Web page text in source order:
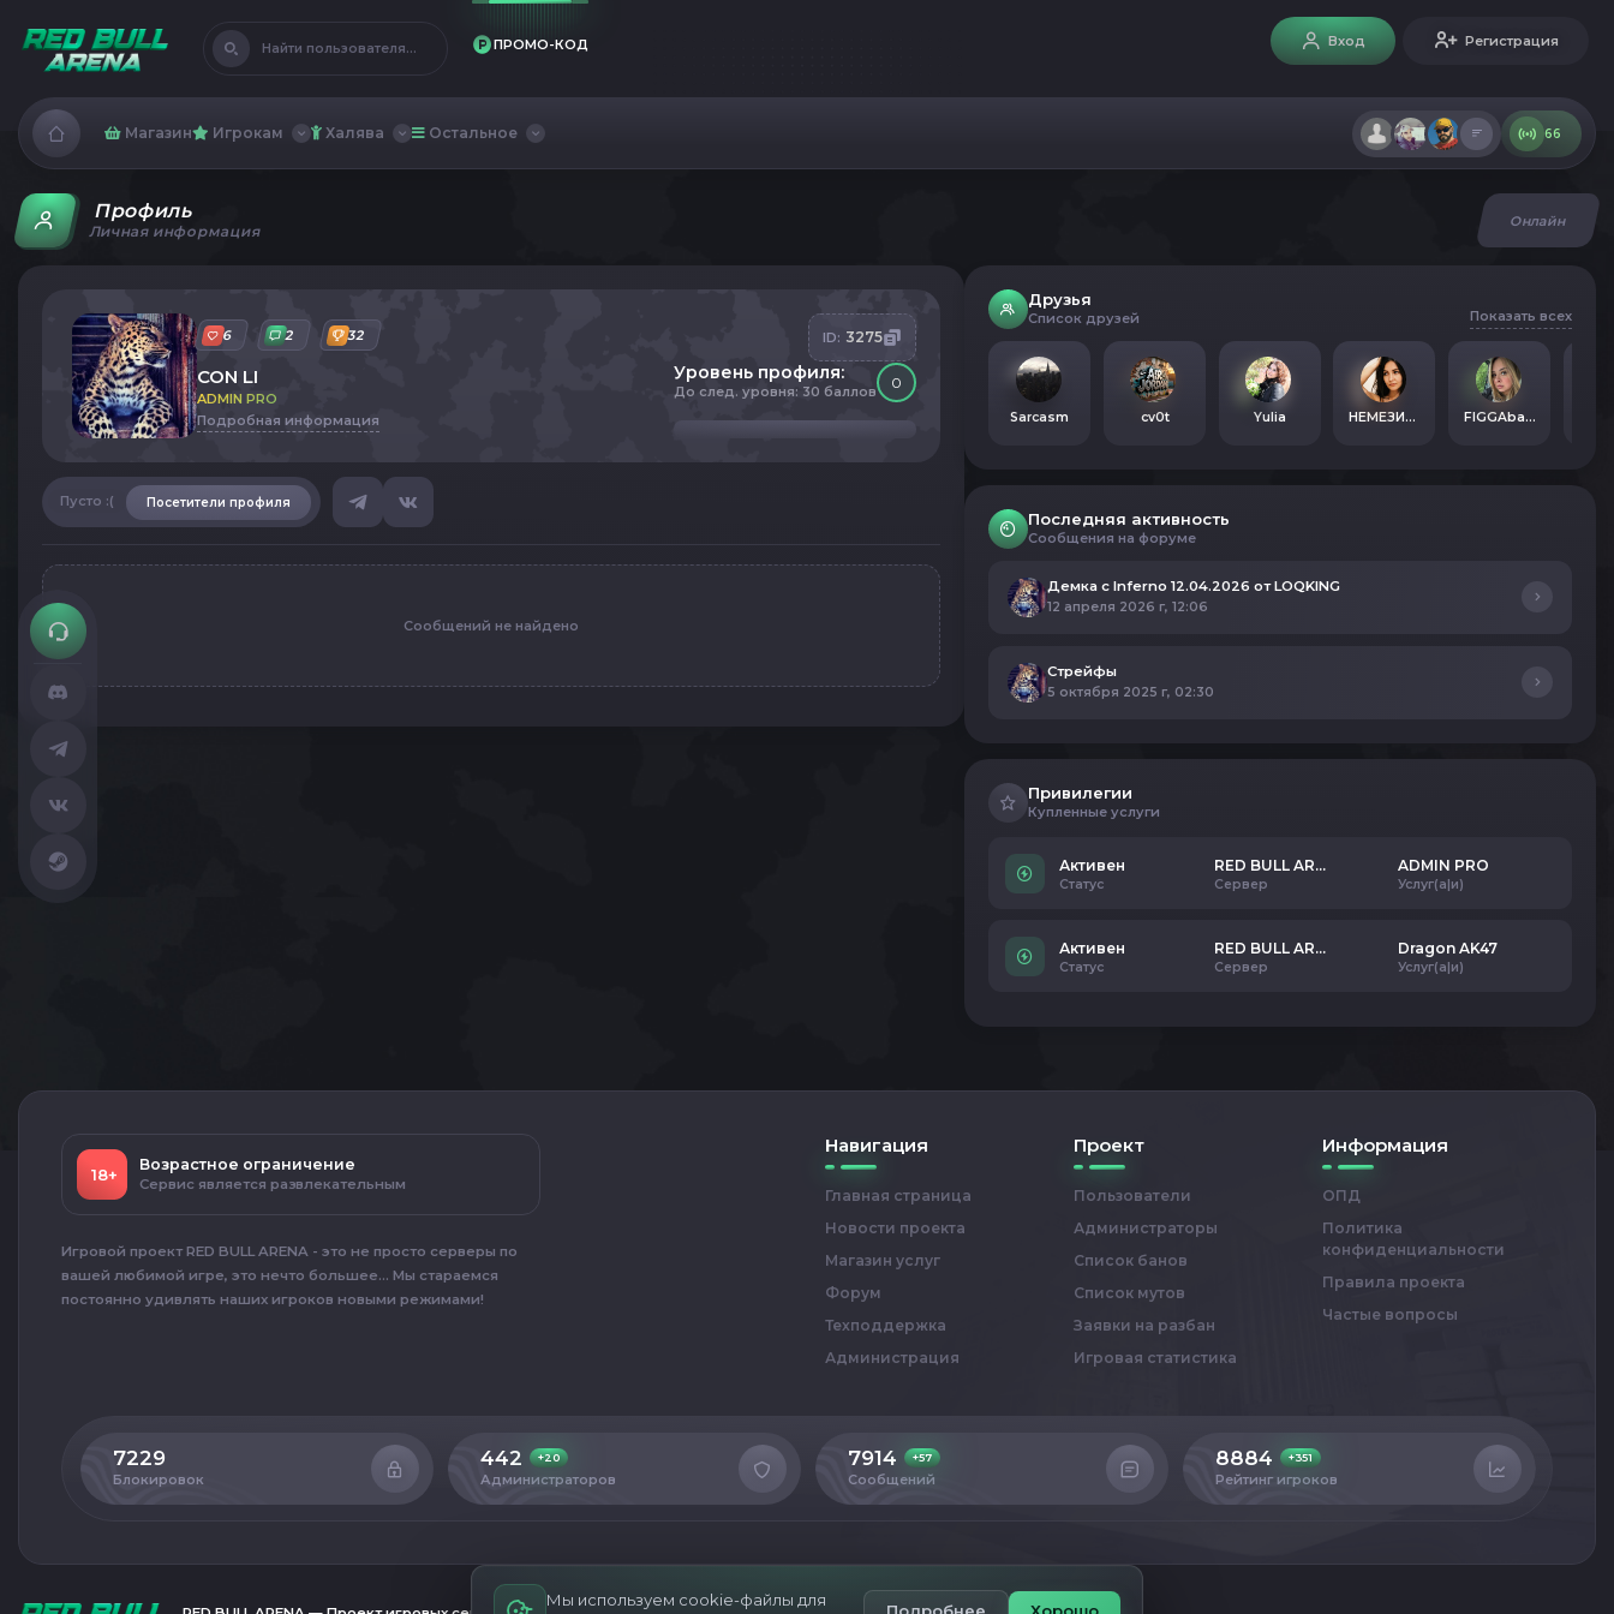
Найти пользователя... ПРОМО-КОД Вход Регистрация
Магазин Игрокам Халява Остальное 66
Профиль
Личная информация
Онлайн
6 2 32
СОN LI
ADMIN PRO
Подробная информация
ID: 3275
Уровень профиля:
До след. уровня: 30 баллов 0
Посетители профиля
Пусто :(
Сообщений не найдено
Друзья
Список друзей Показать всех
Sarcasm cv0t Yulia НЕМЕЗИДА FIGGAbananaGIRL
Последняя активность
Сообщения на форуме
Демка с Infеrno 12.04.2026 от LOQKING
12 апреля 2026 г, 12:06
Стрейфы
5 октября 2025 г, 02:30
Привилегии
Купленные услуги
Активен
Статус
RED BULL ARENA
Сервер
ADMIN PRO
Услуг(а|и)
Активен
Статус
RED BULL ARENA
Сервер
Dragon AK47
Услуг(а|и)
18+
Возрастное ограничение
Сервис является развлекательным
Игровой проект RED BULL ARENA - это не просто серверы по
вашей любимой игре, это нечто большее... Мы стараемся
постоянно удивлять наших игроков новыми режимами!
Навигация
Главная страница
Новости проекта
Магазин услуг
Форум
Техподдержка
Администрация
Проект
Пользователи
Администраторы
Список банов
Список мутов
Заявки на разбан
Игровая статистика
Информация
ОПД
Политика
конфиденциальности
Правила проекта
Частые вопросы
7229
Блокировок
442 +20
Администраторов
7914 +57
Сообщений
8884 +351
Рейтинг игроков
Мы используем cookie-файлы для
Подробнее Хорошо